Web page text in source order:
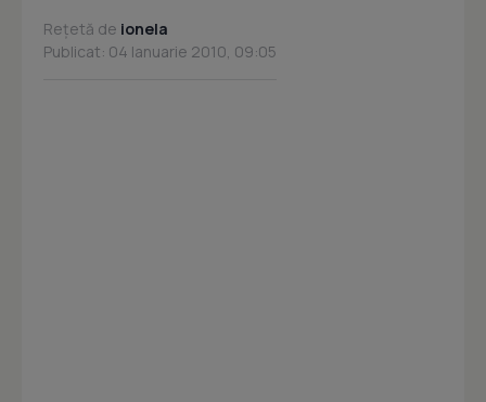
Rețetă de ionela
Publicat: 04 Ianuarie 2010, 09:05